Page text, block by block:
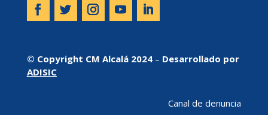
© Copyright CM Alcalá 2024– Desarrollado por
ADISIC
Canal de denuncia